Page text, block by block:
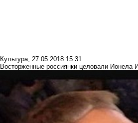
Культура, 27.05.2018 15:31
Восторженные россиянки целовали Ионела